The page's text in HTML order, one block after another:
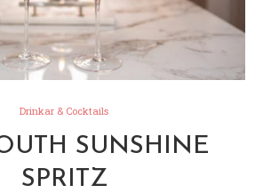
Drinkar & Cocktails
SUNSHINE
SPRITZ